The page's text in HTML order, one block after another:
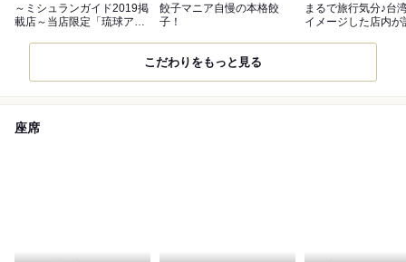
～ミシュランガイド2019掲
載店～当店限定「琉球アグ
餃子マニア自慢の本格餃
子！
まるで旅行気分♪台
イメージした店内が
こだわりをもっと見る
座席